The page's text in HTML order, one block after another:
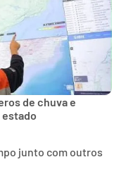
de chuva e
estado
junto com outros